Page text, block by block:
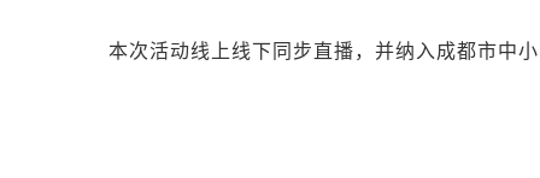
本次活动线上线下同步直播，并纳入成都市中